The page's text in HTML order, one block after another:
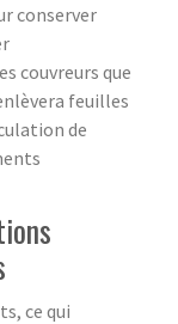
conserver
couvreurs que
feuilles
de
ce qui